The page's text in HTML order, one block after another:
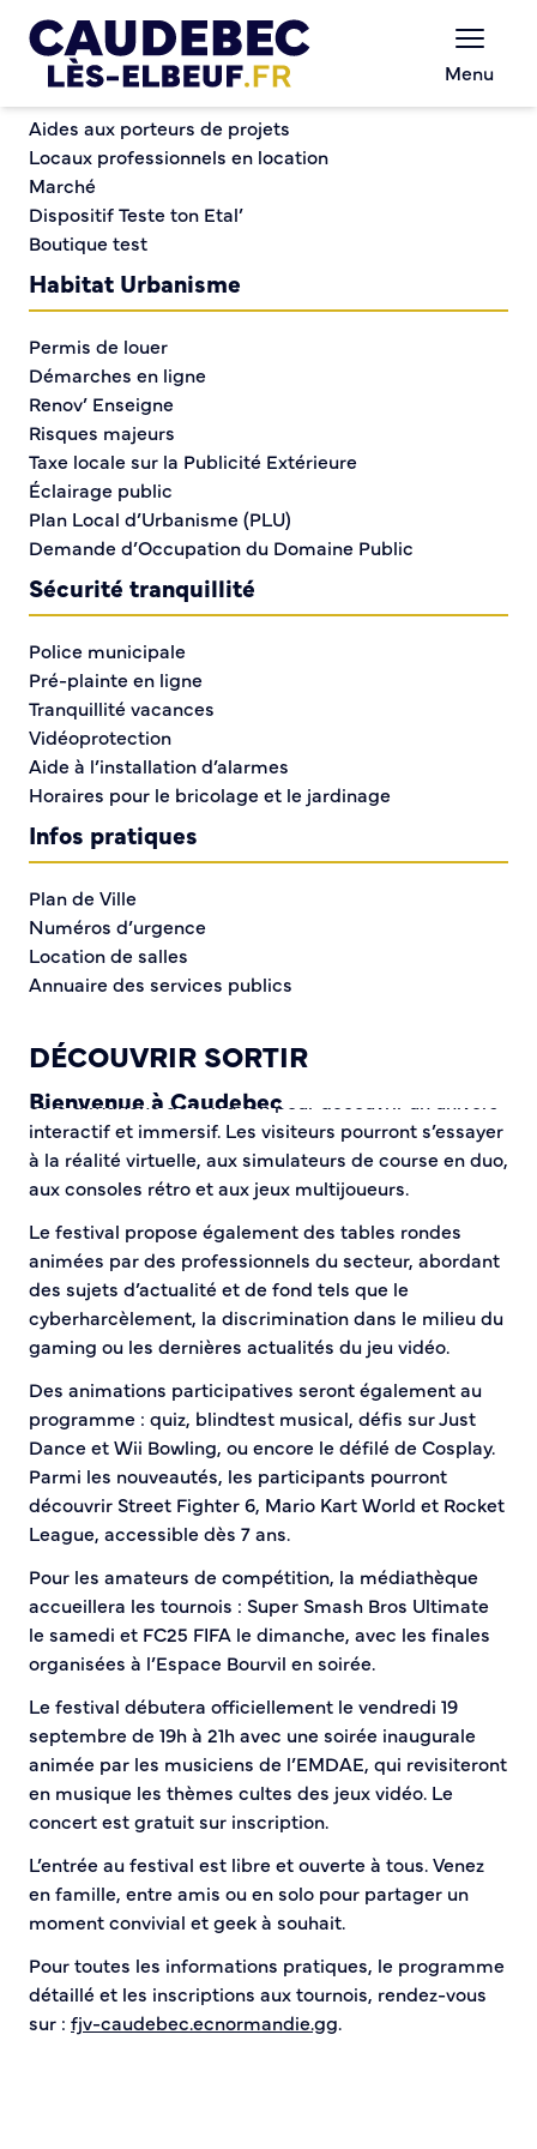
Menu
Festival du Jeu Vidéo : trois jours pour plonger dans
l’univers du gaming
Festival du Jeu Vidéo :
trois jours pour plonger
dans l’univers du
gaming
L’Esport Club Normandie et la Ville de Caudebec-lès-
Elbeuf vous invitent à la nouvelle édition du Festival
du Jeu Vidéo, qui se déroulera du vendredi 19 au
dimanche 21 septembre. Cet événement, devenu un
rendez-vous incontournable pour les passionnés de
jeux vidéo comme pour les curieux, rassemble
chaque année un public intergénérationnel autour de
Rendez-vous à l’Espace Bourvil le samedi de 10h à 21h
et le dimanche de 10h à 18h pour découvrir un univers
interactif et immersif. Les visiteurs pourront s’essayer
à la réalité virtuelle, aux simulateurs de course en duo,
aux consoles rétro et aux jeux multijoueurs.
Le festival propose également des tables rondes
animées par des professionnels du secteur, abordant
des sujets d’actualité et de fond tels que le
cyberharcèlement, la discrimination dans le milieu du
gaming ou les dernières actualités du jeu vidéo.
Des animations participatives seront également au
programme : quiz, blindtest musical, défis sur Just
Dance et Wii Bowling, ou encore le défilé de Cosplay.
Parmi les nouveautés, les participants pourront
découvrir Street Fighter 6, Mario Kart World et Rocket
League, accessible dès 7 ans.
Pour les amateurs de compétition, la médiathèque
accueillera les tournois : Super Smash Bros Ultimate
le samedi et FC25 FIFA le dimanche, avec les finales
organisées à l’Espace Bourvil en soirée.
Le festival débutera officiellement le vendredi 19
septembre de 19h à 21h avec une soirée inaugurale
animée par les musiciens de l’EMDAE, qui revisiteront
en musique les thèmes cultes des jeux vidéo. Le
concert est gratuit sur inscription.
L’entrée au festival est libre et ouverte à tous. Venez
en famille, entre amis ou en solo pour partager un
moment convivial et geek à souhait.
Pour toutes les informations pratiques, le programme
détaillé et les inscriptions aux tournois, rendez-vous
sur : fjv-caudebec.ecnormandie.gg.
Chèques-cadeaux municipaux – Soutenez le
Aides aux porteurs de projets
Locaux professionnels en location
Marché
Dispositif Teste ton Etal’
Boutique test
Habitat Urbanisme
Permis de louer
Démarches en ligne
Renov’ Enseigne
Risques majeurs
Taxe locale sur la Publicité Extérieure
Éclairage public
Plan Local d’Urbanisme (PLU)
Demande d’Occupation du Domaine Public
Sécurité tranquillité
Police municipale
Pré-plainte en ligne
Tranquillité vacances
Vidéoprotection
Aide à l’installation d’alarmes
Horaires pour le bricolage et le jardinage
Infos pratiques
Plan de Ville
Numéros d’urgence
Location de salles
Annuaire des services publics
DÉCOUVRIR SORTIR
Bienvenue à Caudebec
Histoire de la ville
Patrimoine historique
Temps forts
Venir à Caudebec
Emménager à Caudebec
Cadre de vie
Parcs et jardins
Entretien durable des espaces verts
Concours des maisons et balcons fleuris
Entretien des haies
Aide à l’achat d’un composteur ou récupérateur d’eau
S’informer
Application
S’abonner au mail d’information
Réseaux sociaux
Le Territoire
La Métropole de Rouen Normandie
Le Département de la Seine-Maritime
Culture
Médiathèque Boris Vian
Studio Gainsbourg
Boîtes à lire